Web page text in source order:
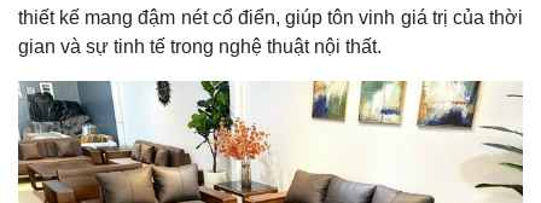
thiết kế mang đậm nét cổ điển, giúp tôn vinh giá trị của thời
gian và sự tinh tế trong nghệ thuật nội thất.